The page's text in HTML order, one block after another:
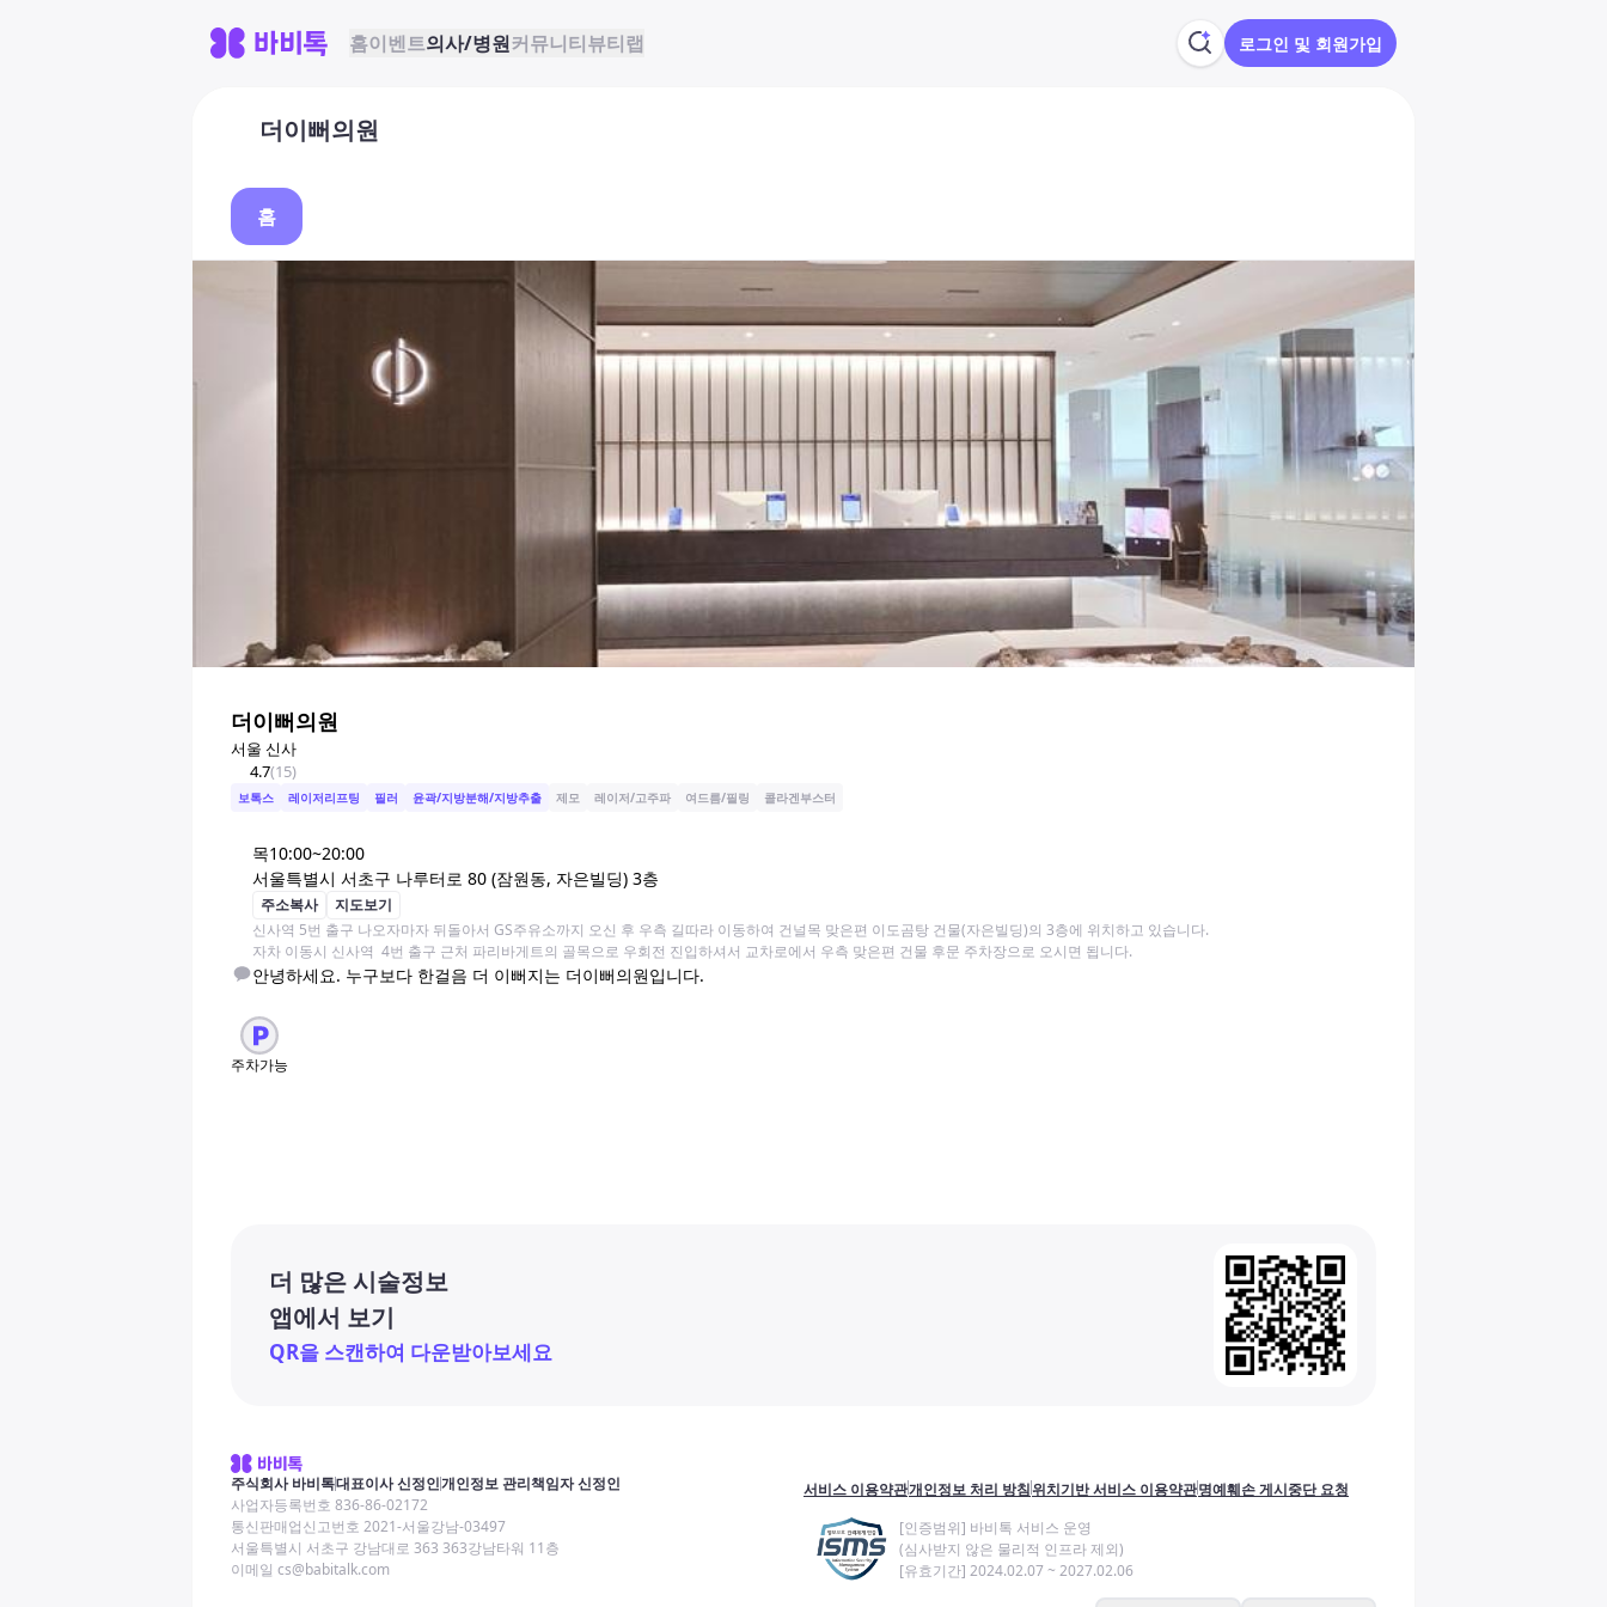
홈이벤트의사/병원커뮤니티뷰티랩 로그인 및 회원가입
더이뻐의원
홈
더이뻐의원
서울 신사
4.7(15)
보톡스 레이저리프팅 필러 윤곽/지방분해/지방추출 제모 레이저/고주파 여드름/필링 콜라겐부스터
목10:00~20:00
서울특별시 서초구 나루터로 80 (잠원동, 자은빌딩) 3층
주소복사
지도보기
신사역 5번 출구 나오자마자 뒤돌아서 GS주유소까지 오신 후 우측 길따라 이동하여 건널목 맞은편 이도곰탕 건물(자은빌딩)의 3층에 위치하고 있습니다.
자차 이동시 신사역  4번 출구 근처 파리바게트의 골목으로 우회전 진입하셔서 교차로에서 우측 맞은편 건물 후문 주차장으로 오시면 됩니다.
안녕하세요. 누구보다 한걸음 더 이뻐지는 더이뻐의원입니다.
주차가능
더 많은 시술정보
앱에서 보기
QR을 스캔하여 다운받아보세요
주식회사 바비톡대표이사 신정인개인정보 관리책임자 신정인
사업자등록번호 836-86-02172
통신판매업신고번호 2021-서울강남-03497
서울특별시 서초구 강남대로 363 363강남타워 11층
이메일 cs@babitalk.com
서비스 이용약관개인정보 처리 방침위치기반 서비스 이용약관명예훼손 게시중단 요청
[인증범위] 바비톡 서비스 운영
(심사받지 않은 물리적 인프라 제외)
[유효기간] 2024.02.07 ~ 2027.02.06